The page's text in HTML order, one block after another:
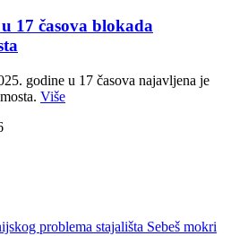
17 časova blokada
godine u 17 časova najavljena je
Više